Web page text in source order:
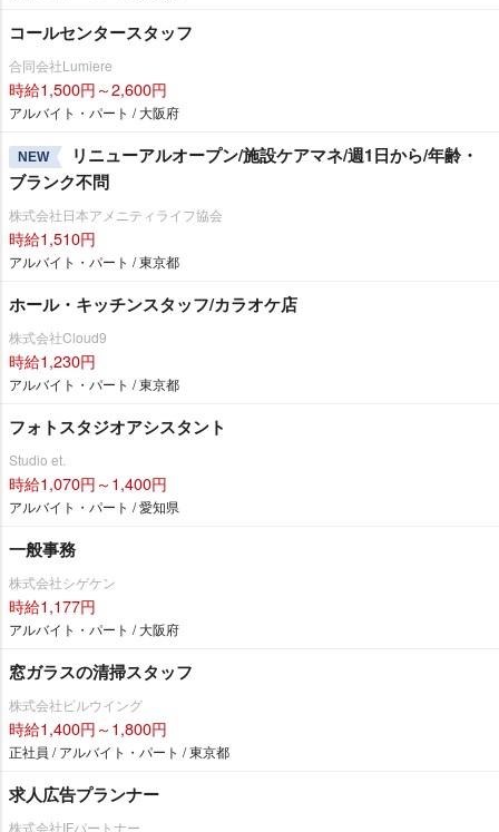
コールセンタースタッフ
合同会社Lumiere
時給1,500円～2,600円
アルバイト・パート / 大阪府
NEW
リニューアルオープン/施設ケアマネ/週1日から/年齢・
ブランク不問
株式会社日本アメニティライフ協会
時給1,510円
アルバイト・パート / 東京都
ホール・キッチンスタッフ/カラオケ店
株式会社Cloud9
時給1,230円
アルバイト・パート / 東京都
フォトスタジオアシスタント
Studio et.
時給1,070円～1,400円
アルバイト・パート / 愛知県
一般事務
株式会社シゲケン
時給1,177円
アルバイト・パート / 大阪府
窓ガラスの清掃スタッフ
株式会社ビルウイング
時給1,400円～1,800円
正社員 / アルバイト・パート / 東京都
求人広告プランナー
株式会社IFパートナー